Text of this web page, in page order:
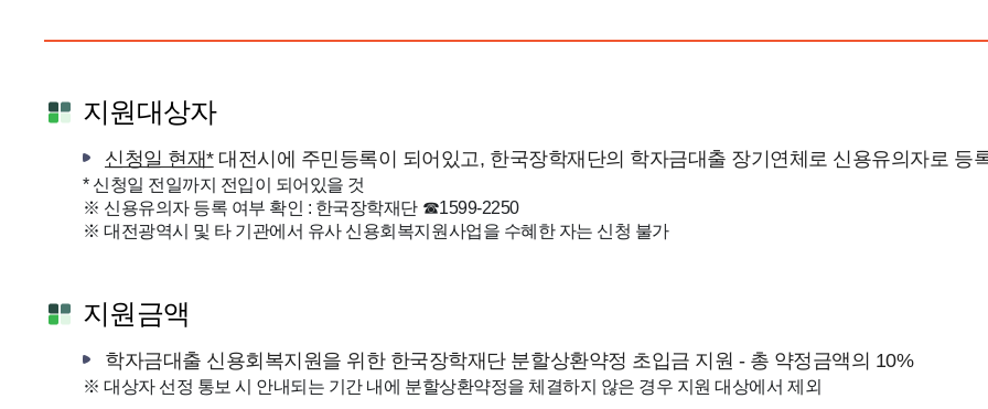
지원대상자
신청일 현재*대전시에 주민등록이 되어있고, 한국장학재단의 학자금대출 장기연체로 신용유의자로 등
* 신청일 전일까지 전입이 되어있을 것
※ 신용유의자 등록 여부 확인 : 한국장학재단 ☎1599-2250
※ 대전광역시 및 타 기관에서 유사 신용회복지원사업을 수혜한 자는 신청 불가
지원금액
학자금대출 신용회복지원을 위한 한국장학재단 분할상환약정 초입금 지원 - 총 약정금액의 10%
※ 대상자 선정 통보 시 안내되는 기간 내에 분할상환약정을 체결하지 않은 경우 지원 대상에서 제외